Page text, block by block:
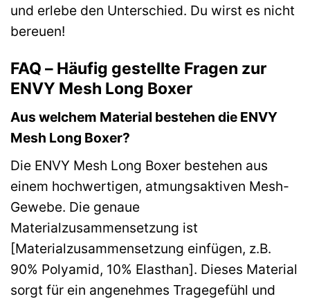
und erlebe den Unterschied. Du wirst es nicht
bereuen!
FAQ – Häufig gestellte Fragen zur
ENVY Mesh Long Boxer
Aus welchem Material bestehen die ENVY
Mesh Long Boxer?
Die ENVY Mesh Long Boxer bestehen aus
einem hochwertigen, atmungsaktiven Mesh-
Gewebe. Die genaue
Materialzusammensetzung ist
[Materialzusammensetzung einfügen, z.B.
90% Polyamid, 10% Elasthan]. Dieses Material
sorgt für ein angenehmes Tragegefühl und